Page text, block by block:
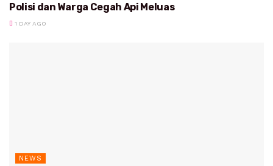
Polisi dan Warga Cegah Api Meluas
1 DAY AGO
NEWS